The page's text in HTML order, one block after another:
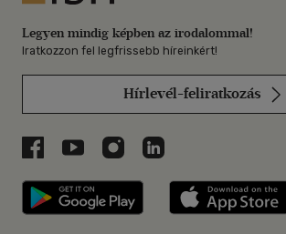
Legyen mindig képben az irodalommal!
Iratkozzon fel legfrissebb híreinkért!
Hírlevél-feliratkozás
Libri a Facebookon
Libri a Youtube-on
Libri az Instagramon
Libri a LinkedInen
Libri applikáció